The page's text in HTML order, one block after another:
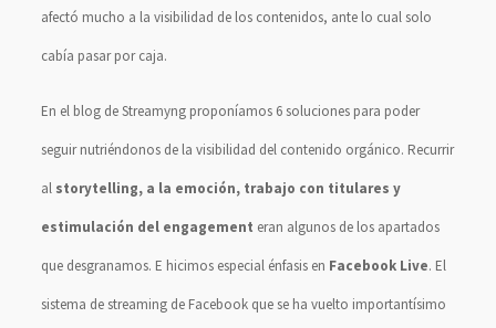
afectó mucho a la visibilidad de los contenidos, ante lo cual solo
cabía pasar por caja.
En el blog de Streamyng proponíamos 6 soluciones para poder
seguir nutriéndonos de la visibilidad del contenido orgánico. Recurrir
al storytelling, a la emoción, trabajo con titulares y
estimulación del engagement eran algunos de los apartados
que desgranamos. E hicimos especial énfasis en Facebook Live. El
sistema de streaming de Facebook que se ha vuelto importantísimo